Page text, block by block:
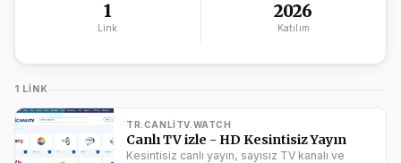
1
Link
2026
Katılım
1 LINK
TR.CANLITV.WATCH
Canlı TV izle - HD Kesintisiz Yayın
Kesintisiz canlı yayın, sayısız TV kanalı ve